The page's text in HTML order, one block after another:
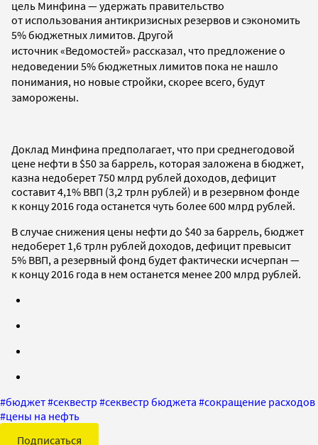
цель Минфина — удержать правительство
от использования антикризисных резервов и сэкономить
5% бюджетных лимитов. Другой
источник«Ведомостей» рассказал, что предложение о
недоведении 5% бюджетных лимитов пока не нашло
понимания, но новые стройки, скорее всего, будут
заморожены.
Доклад Минфина предполагает, что при среднегодовой
цене нефти в $50 за баррель, которая заложена в бюджет,
казна недоберет 750 млрд рублей доходов, дефицит
составит 4,1% ВВП (3,2 трлн рублей) и в резервном фонде
к концу 2016 года останется чуть более 600 млрд рублей.
В случае снижения цены нефти до $40 за баррель, бюджет
недоберет 1,6 трлн рублей доходов, дефицит превысит
5% ВВП, а резервный фонд будет фактически исчерпан —
к концу 2016 года в нем останется менее 200 млрд рублей.
#бюджет#секвестр #секвестр бюджета #сокращение расходов
#цены на нефть
Подписаться